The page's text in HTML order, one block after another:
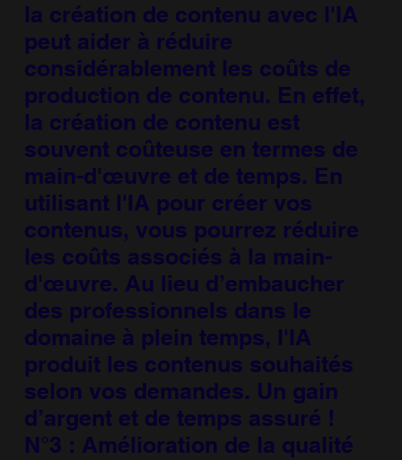
la création de contenu avec l'IA
peut aider à réduire
considérablement les coûts de
production de contenu. En effet,
la création de contenu est
souvent coûteuse en termes de
main-d'œuvre et de temps. En
utilisant l'IA pour créer vos
contenus, vous pourrez réduire
les coûts associés à la main-
d'œuvre. Au lieu d’embaucher
des professionnels dans le
domaine à plein temps, l'IA
produit les contenus souhaités
selon vos demandes. Un gain
d’argent et de temps assuré !
N°3 : Amélioration de la qualité